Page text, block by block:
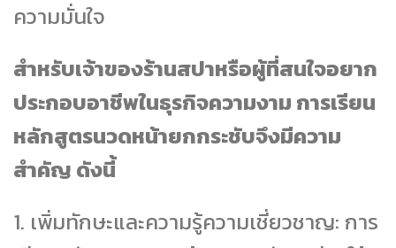
ความมั่นใจ
สำหรับเจ้าของร้านสปาหรือผู้ที่สนใจอยาก
ประกอบอาชีพในธุรกิจความงาม การเรียน
หลักสูตรนวดหน้ายกกระชับจึงมีความ
สำคัญ ดังนี้
1. เพิ่มทักษะและความรู้ความเชี่ยวชาญ: การ